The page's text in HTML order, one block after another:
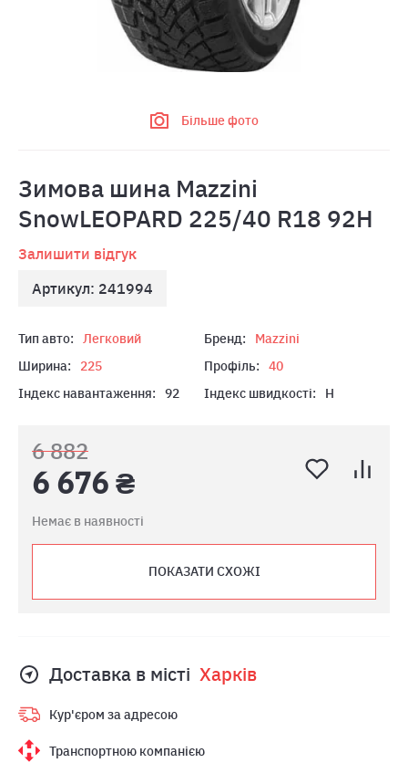
Більше фото
Зимова шина Mazzini
SnowLEOPARD 225/40 R18 92H
Залишити відгук
Артикул: 241994
Тип авто: Легковий Бренд:
Mazzini
Ширина:
225 Профіль:
40
Індекс навантаження:
92 Індекс швидкості: H
6 882
6 676 ₴
Немає в наявності
ПОКАЗАТИ СХОЖІ
Доставка в місті Харкiв
Кур'єром за адресою
Транспортною компанією